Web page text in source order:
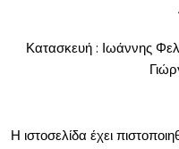
Κατασκευή : Ιωάννης
Η ιστοσελίδα έχει